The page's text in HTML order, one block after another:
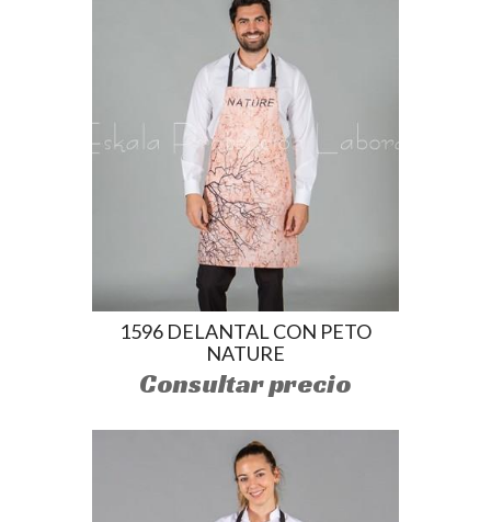
1596 DELANTAL CON PETO
NATURE
Consultar precio